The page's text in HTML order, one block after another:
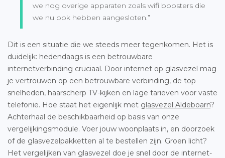
we nog overige apparaten zoals wifi boosters die
we nu ook hebben aangesloten.”
Dit is een situatie die we steeds meer tegenkomen. Het is
duidelijk: hedendaags is een betrouwbare
internetverbinding cruciaal. Door internet op glasvezel mag
je vertrouwen op een betrouwbare verbinding, de top
snelheden, haarscherp TV-kijken en lage tarieven voor vaste
telefonie. Hoe staat het eigenlijk met glasvezel Aldeboarn?
Achterhaal de beschikbaarheid op basis van onze
vergelijkingsmodule. Voer jouw woonplaats in, en doorzoek
of de glasvezelpakketten al te bestellen zijn. Groen licht?
Het vergelijken van glasvezel doe je snel door de internet-